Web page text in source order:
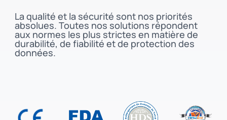
La qualité et la sécurité sont nos priorités
absolues. Toutes nos solutions répondent
aux normes les plus strictes en matière de
durabilité, de fiabilité et de protection des
données.